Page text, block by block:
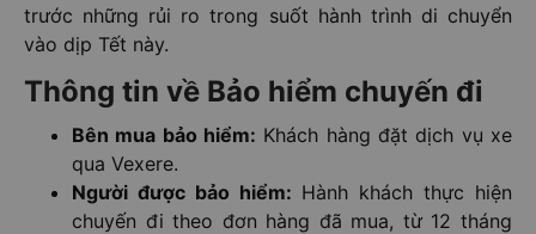
trước những rủi ro trong suốt hành trình di chuyển
vào dịp Tết này.
Thông tin về Bảo hiểm chuyến đi
Bên mua bảo hiểm: Khách hàng đặt dịch vụ xe
qua Vexere.
Người được bảo hiểm: Hành khách thực hiện
chuyến đi theo đơn hàng đã mua, từ 12 tháng